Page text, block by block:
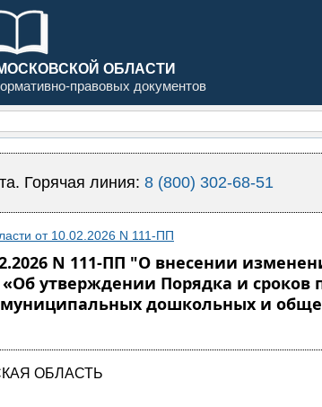
ОБЛАСТИ
правовых документов
Горячая линия: 8 (800) 302-68-51
от 10.02.2026 N 111-ПП
N 111-ПП "О внесении
утверждении Порядка и сроков
дошкольных и
ОБЛАСТЬ